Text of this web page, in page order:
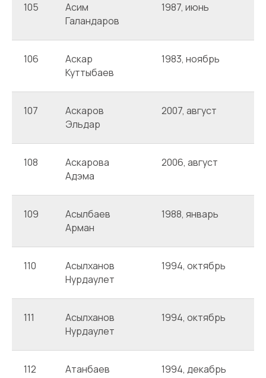
105
Асим
Галандаров
1987, июнь
106
Аскар
Куттыбаев
1983, ноябрь
107
Аскаров
Эльдар
2007, август
108
Аскарова
Адэма
2006, август
109
Асылбаев
Арман
1988, январь
110
Асылханов
Нурдаулет
1994, октябрь
111
Асылханов
Нурдаулет
1994, октябрь
112
Атанбаев
1994, декабрь